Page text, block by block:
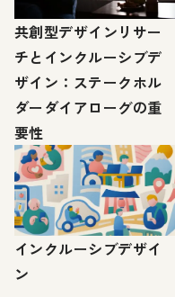
共創型デザインリサー
チとインクルーシブデ
ザイン：ステークホル
ダーダイアローグの重
要性
インクルーシブデザイ
ン